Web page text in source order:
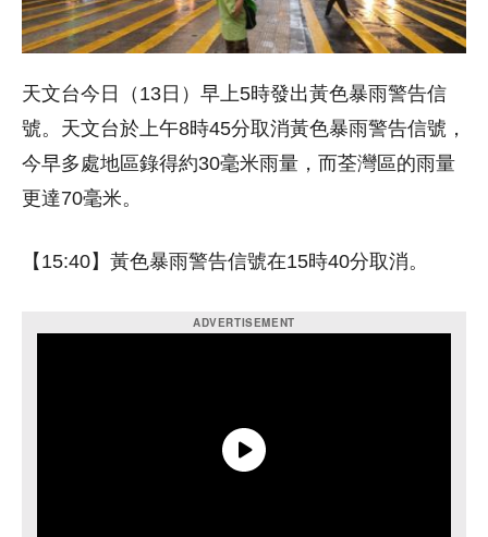
天文台今日（13日）早上5時發出黃色暴雨警告信
號。天文台於上午8時45分取消黃色暴雨警告信號，
今早多處地區錄得約30毫米雨量，而荃灣區的雨量
更達70毫米。
【15:40】黃色暴雨警告信號在15時40分取消。